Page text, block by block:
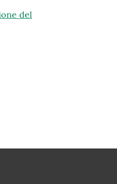
del